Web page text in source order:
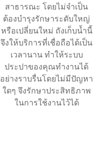
สาธารณะ โดยไม่จำเป็น
ต้องบำรุงรักษาระดับใหญ่
หรือเปลี่ยนใหม่ ถังเก็บน้ำนี้
จึงให้บริการที่เชื่อถือได้เป็น
เวลานาน ทำให้ระบบ
ประปาของคุณทำงานได้
อย่างราบรื่นโดยไม่มีปัญหา
ใดๆ จึงรักษาประสิทธิภาพ
ในการใช้งานไว้ได้